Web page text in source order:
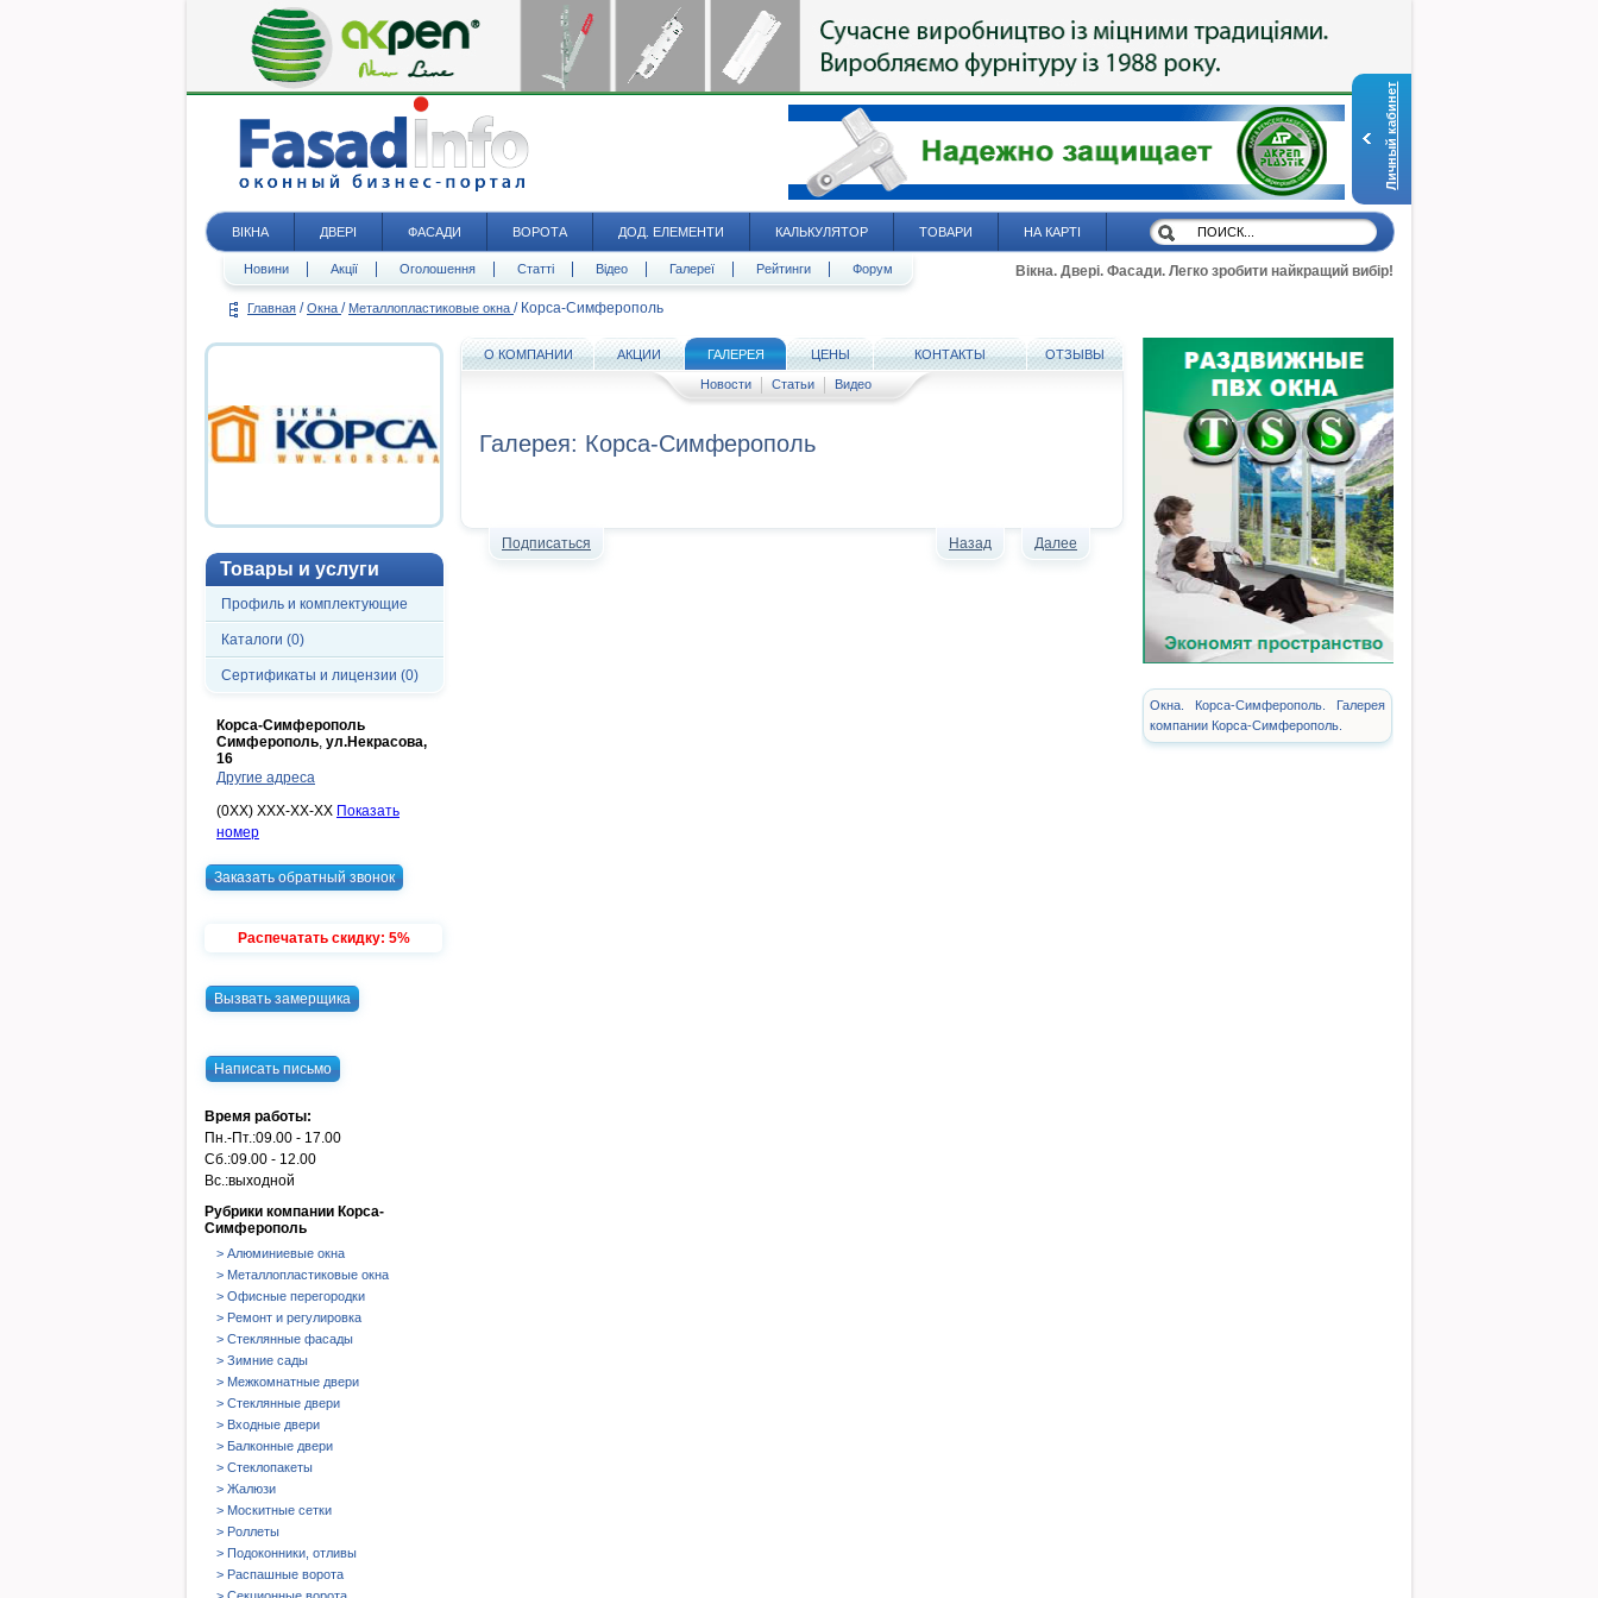
Личный кабинет
ВІКНА ДВЕРІ ФАСАДИ ВОРОТА ДОД. ЕЛЕМЕНТИ КАЛЬКУЛЯТОР ТОВАРИ НА КАРТІ
Новини Акції Оголошення Статті Відео Галереї Рейтинги Форум Вікна. Двері. Фасади. Легко зробити найкращий вибір!
Главная / Окна / Металлопластиковые окна / Корса-Симферополь
Товары и услуги
Профиль и комплектующие
Каталоги (0)
Сертификаты и лицензии (0)
Корса-Симферополь
Симферополь, ул.Некрасова,
16
Другие адреса
(0XX) XXX-XX-XX Показать
номер
Заказать обратный звонок
Распечатать скидку: 5%
Вызвать замерщика
Написать письмо
Время работы:
Пн.-Пт.:09.00 - 17.00
Сб.:09.00 - 12.00
Вс.:выходной
Рубрики компании Корса-
Симферополь
> Алюминиевые окна
> Металлопластиковые окна
> Офисные перегородки
> Ремонт и регулировка
> Стеклянные фасады
> Зимние сады
> Межкомнатные двери
> Стеклянные двери
> Входные двери
> Балконные двери
> Стеклопакеты
> Жалюзи
> Москитные сетки
> Роллеты
> Подоконники, отливы
> Распашные ворота
О КОМПАНИИ АКЦИИ ГАЛЕРЕЯ ЦЕНЫ КОНТАКТЫ ОТЗЫВЫ
Новости Статьи Видео
Галерея: Корса-Симферополь
Подписаться Назад Далее
Окна. Корса-Симферополь. Галерея
компании Корса-Симферополь.